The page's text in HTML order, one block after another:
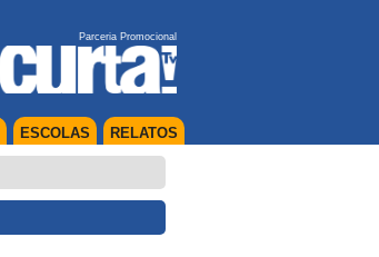
Parceria Promocional
RELATOS
ESCOLAS